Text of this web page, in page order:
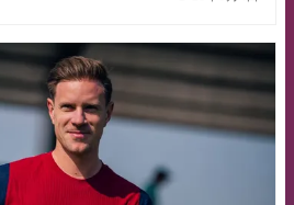
FCB Barcelona badge